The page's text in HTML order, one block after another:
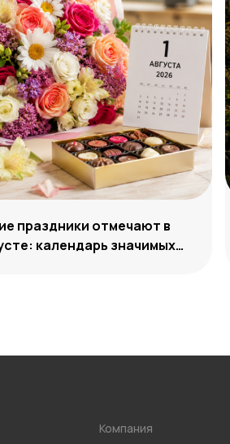
праздники отмечают в
календарь значимых
Компания